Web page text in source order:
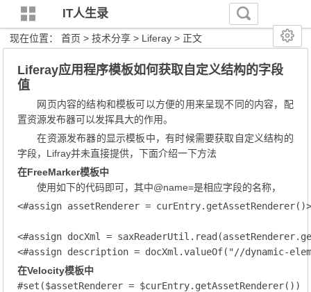
IT人生录
现在位置：首页 >技术分享 > Liferay > 正文
Liferay应用程序模板如何获取自定义结构的字段
值
网页内容的结构和模板可以方便的用来呈现不同的内容，配
置资源发布器可以发挥具大的作用。
在资源发布器的显示模板中，有时候需要获取自定义结构的
字段，Lifray并未直接提供，下面介绍一下方法
在FreeMarker模板中
使用如下的代码即可，其中@name=是相应字段的名称，
<#assign assetRenderer =
<#assign docXml =
<#assign description = docXml.valueOf("//dynamic-
在Velocity模板中
#set($assetRenderer = $curEntry.getAssetRenderer())